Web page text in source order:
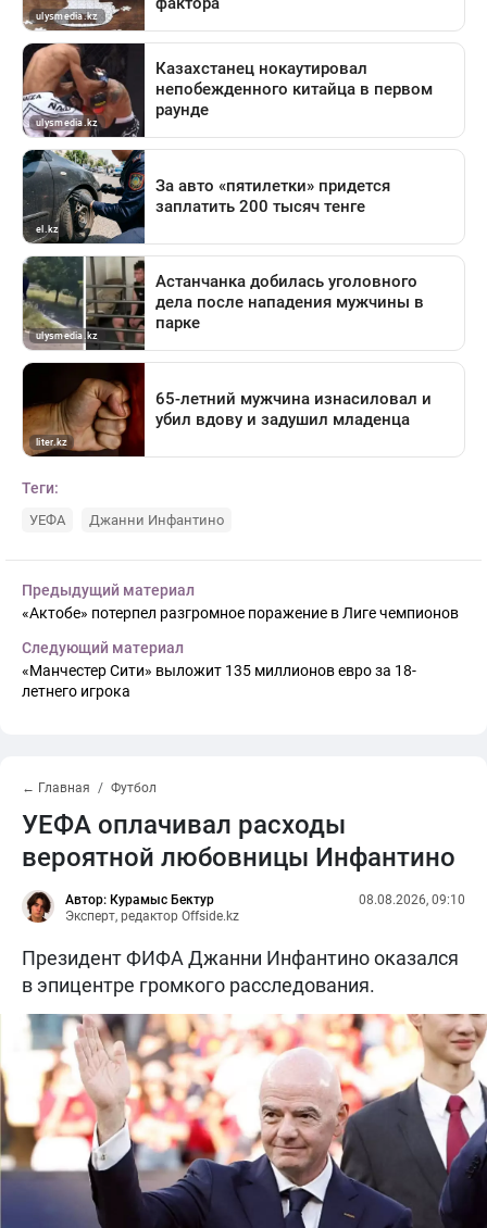
Теги:
УЕФА Джанни Инфантино
Предыдущий материал
«Актобе» потерпел разгромное поражение в Лиге чемпионов
Следующий материал
«Манчестер Сити» выложит 135 миллионов евро за 18-
летнего игрока
← Главная Футбол
УЕФА оплачивал расходы
вероятной любовницы Инфантино
Автор: Курамыс Бектур
Эксперт, редактор Offside.kz
08.08.2026, 09:10
Президент ФИФА Джанни Инфантино оказался
в эпицентре громкого расследования.